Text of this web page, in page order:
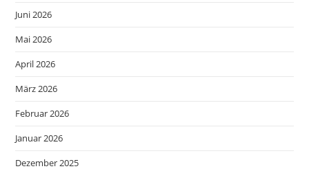
Juni 2026
Mai 2026
April 2026
März 2026
Februar 2026
Januar 2026
Dezember 2025